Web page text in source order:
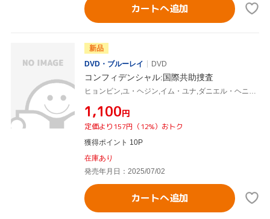
カートへ追加
新品
DVD・ブルーレイ
DVD
コンフィデンシャル:国際共助捜査
¥1,100円
定価より157円（12%）おトク
獲得ポイント 10P
在庫あり
発売年月日：2025/07/02
カートへ追加